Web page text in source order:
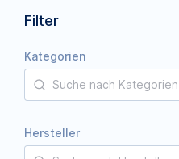
Filter
Kategorien
Hersteller